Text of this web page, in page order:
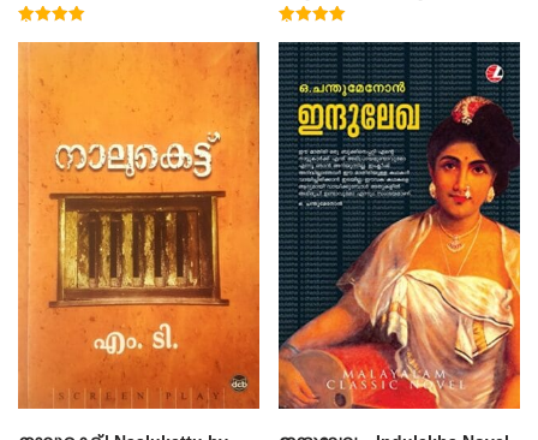
Muhammad Basheer
4.60
out of 5